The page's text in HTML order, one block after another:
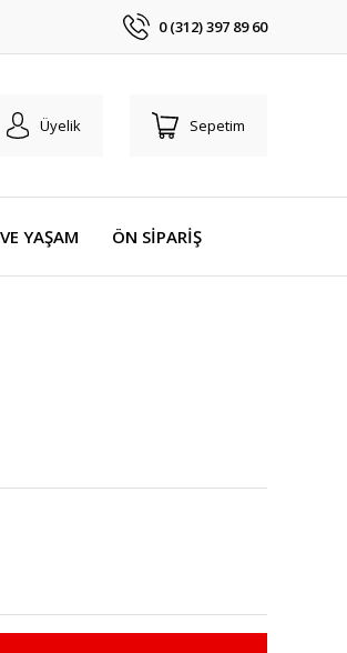
0 (312) 397 89 60
Üyelik Sepetim
YAŞAM ÖN SİPARİŞ